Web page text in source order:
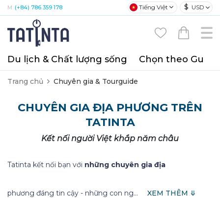
M: (+84) 786 359 178 Tiếng Việt $ USD
Du lịch & Chất lượng sống Chọn theo Gu
Trang chủ Chuyên gia & Tourguide
CHUYÊN GIA ĐỊA PHƯƠNG TRÊN
TATINTA
Kết nối người Việt khắp năm châu
Tatinta kết nối bạn với những chuyên gia địa
phương đáng tin cậy - những con ng... XEM THÊM ⤋